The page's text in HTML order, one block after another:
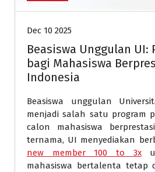
Dec 10 2025
Beasiswa Unggulan UI:
bagi Mahasiswa
Indonesia
Beasiswa unggulan
menjadi salah satu program
calon mahasiswa
ternama, UI menyediakan
new member 100 to 3x
mahasiswa bertalenta tetap